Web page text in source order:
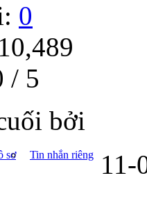
0
/ 5
bởi
sơ
Tin nhắn riêng 11-